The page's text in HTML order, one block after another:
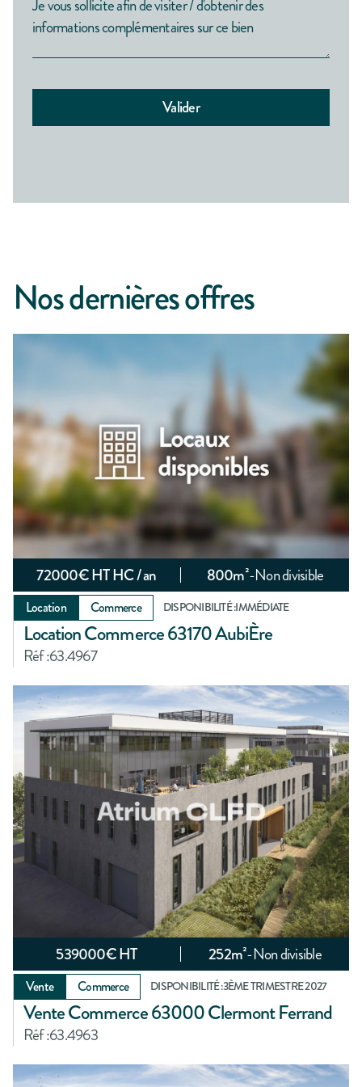
Nos dernières offres
72000€ HT HC / an 800m²-Non divisible
Location Commerce DISPONIBILITÉ :IMMÉDIATE
Location Commerce 63170 AubiÈre
Réf :63.4967
539000€ HT 252m²-Non divisible
Vente Commerce DISPONIBILITÉ :3ÈME TRIMESTRE 2027
Vente Commerce 63000 Clermont Ferrand
Réf :63.4963